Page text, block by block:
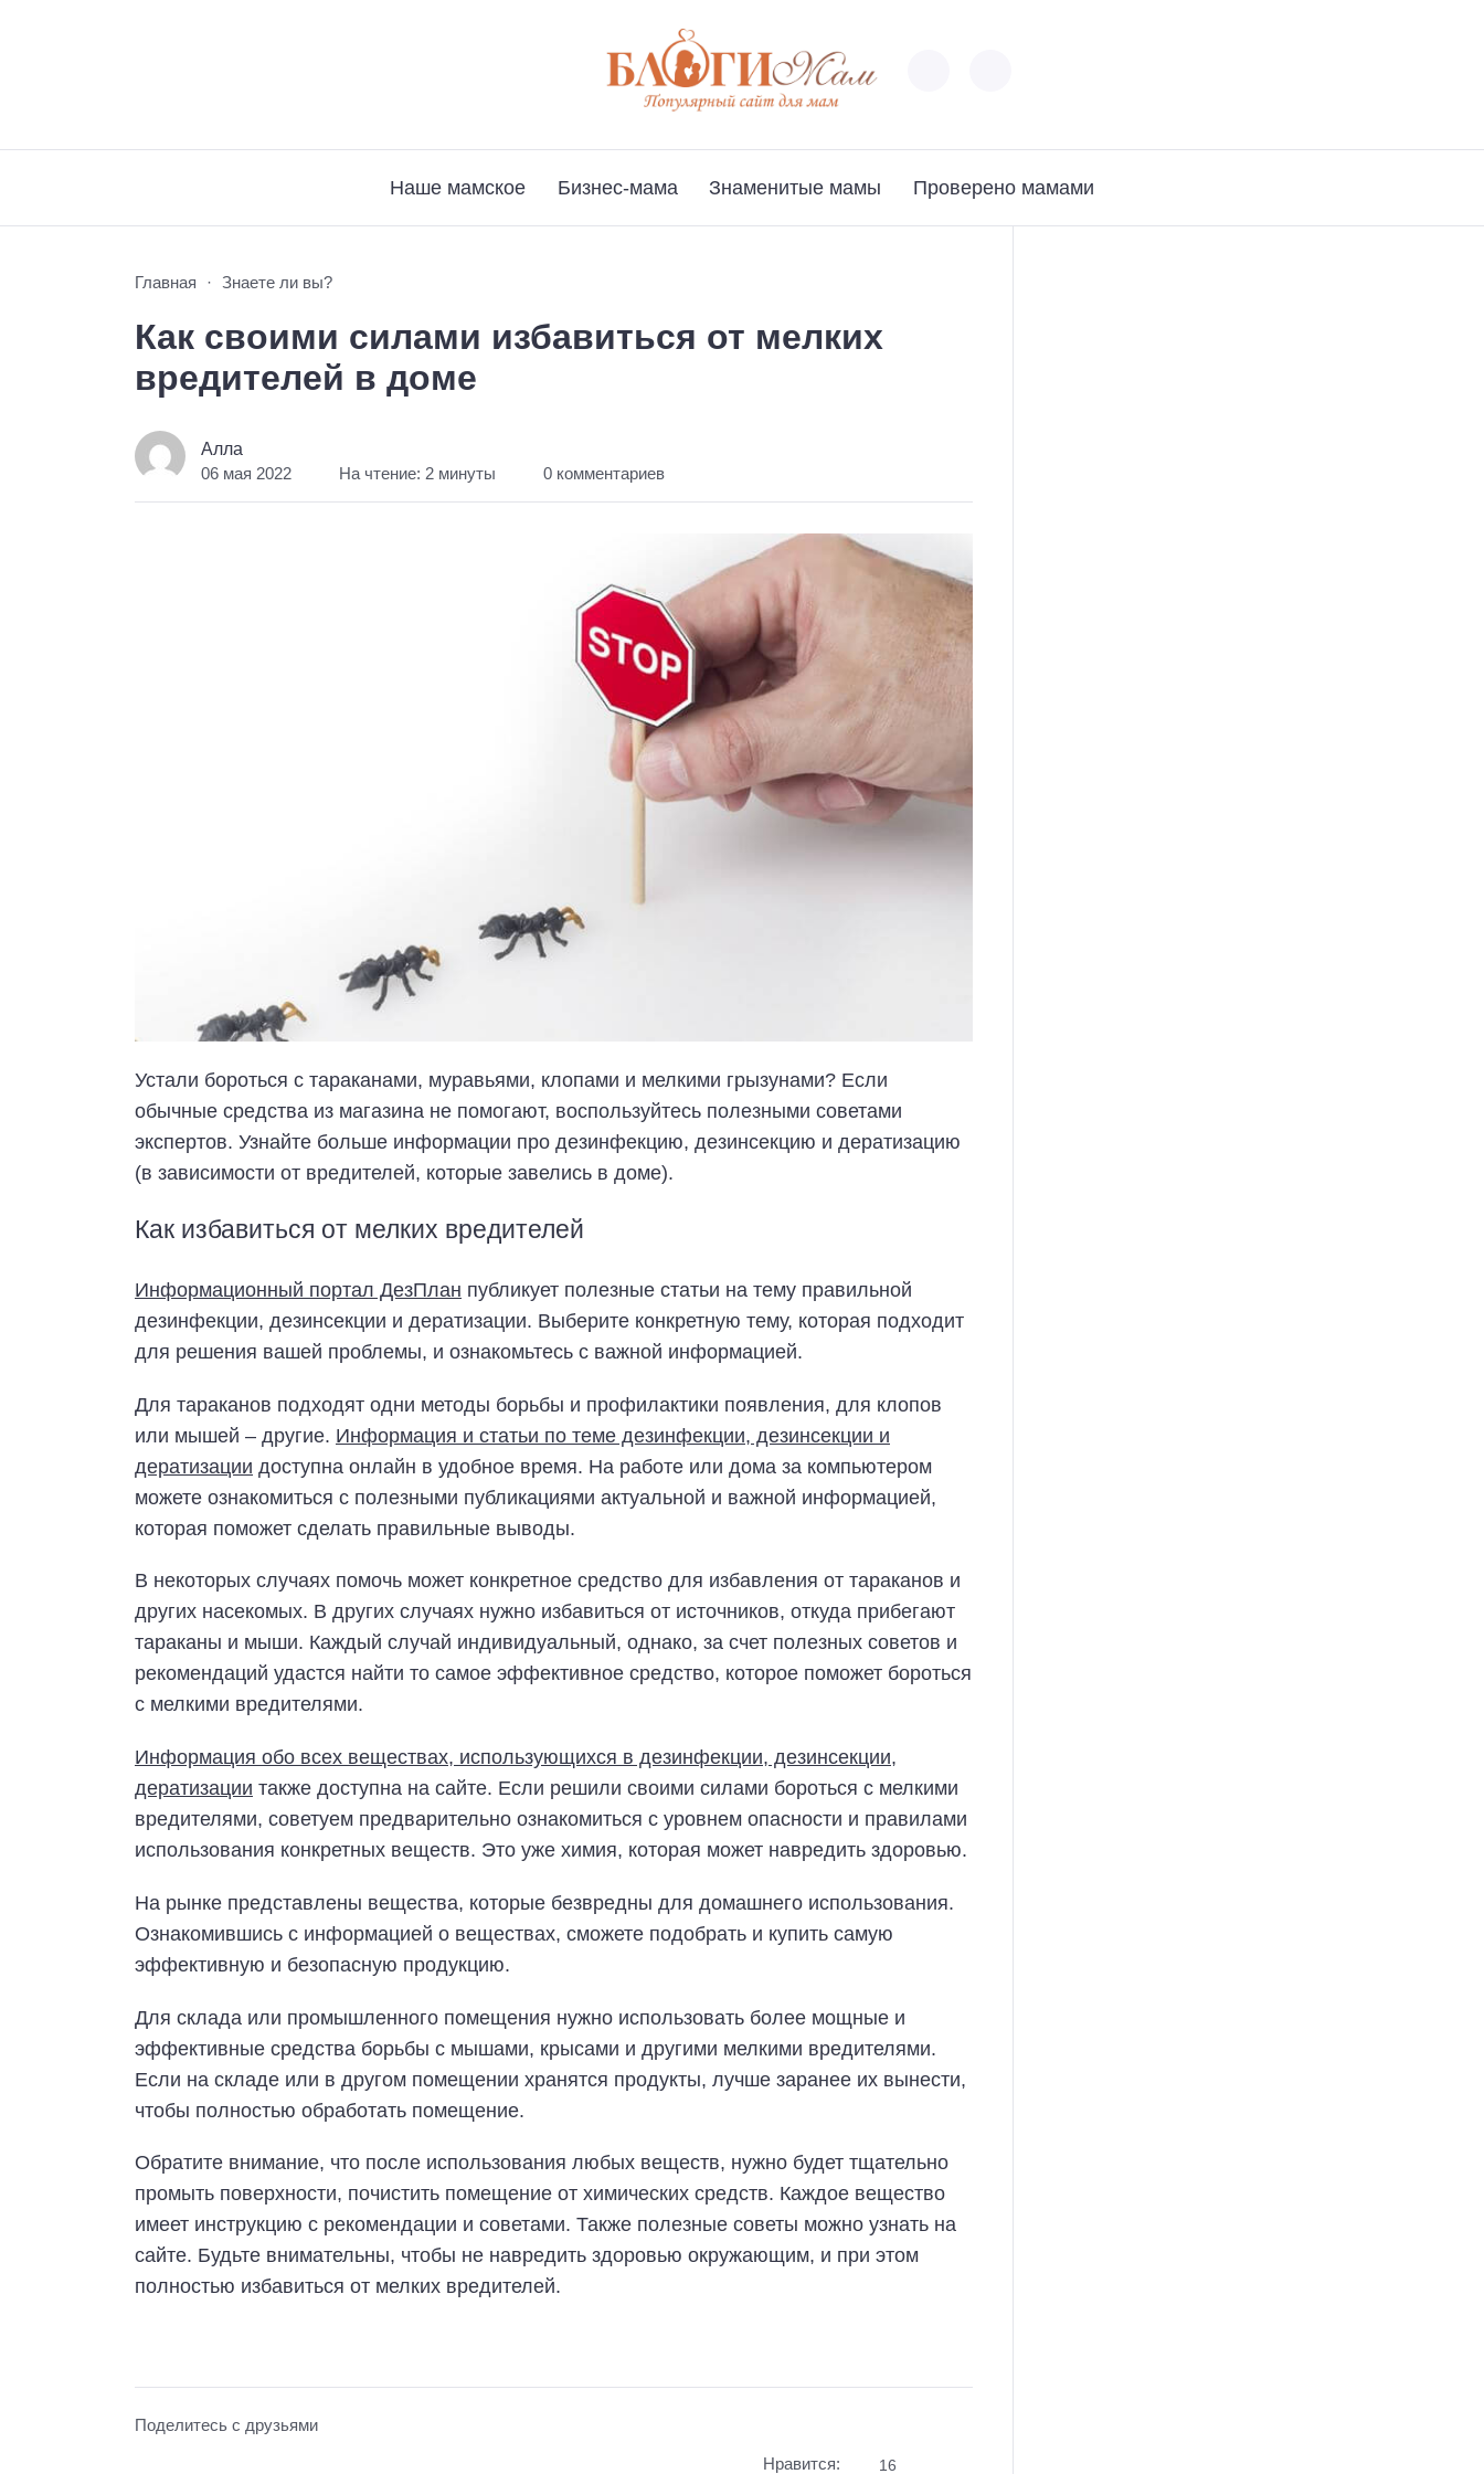
Наше мамское Бизнес-мама Знаменитые мамы Проверено мамами
Главная Знаете ли вы?
Как своими силами избавиться от мелких
вредителей в доме
Алла
06 мая 2022 На чтение: 2 минуты 0 комментариев
Устали бороться с тараканами, муравьями, клопами и мелкими грызунами? Если
обычные средства из магазина не помогают, воспользуйтесь полезными советами
экспертов. Узнайте больше информации про дезинфекцию, дезинсекцию и дератизацию
(в зависимости от вредителей, которые завелись в доме).
Как избавиться от мелких вредителей
Информационный портал ДезПлан публикует полезные статьи на тему правильной
дезинфекции, дезинсекции и дератизации. Выберите конкретную тему, которая подходит
для решения вашей проблемы, и ознакомьтесь с важной информацией.
Для тараканов подходят одни методы борьбы и профилактики появления, для клопов
или мышей – другие. Информация и статьи по теме дезинфекции, дезинсекции и
дератизации доступна онлайн в удобное время. На работе или дома за компьютером
можете ознакомиться с полезными публикациями актуальной и важной информацией,
которая поможет сделать правильные выводы.
В некоторых случаях помочь может конкретное средство для избавления от тараканов и
других насекомых. В других случаях нужно избавиться от источников, откуда прибегают
тараканы и мыши. Каждый случай индивидуальный, однако, за счет полезных советов и
рекомендаций удастся найти то самое эффективное средство, которое поможет бороться
с мелкими вредителями.
Информация обо всех веществах, использующихся в дезинфекции, дезинсекции,
дератизации также доступна на сайте. Если решили своими силами бороться с мелкими
вредителями, советуем предварительно ознакомиться с уровнем опасности и правилами
использования конкретных веществ. Это уже химия, которая может навредить здоровью.
На рынке представлены вещества, которые безвредны для домашнего использования.
Ознакомившись с информацией о веществах, сможете подобрать и купить самую
эффективную и безопасную продукцию.
Для склада или промышленного помещения нужно использовать более мощные и
эффективные средства борьбы с мышами, крысами и другими мелкими вредителями.
Если на складе или в другом помещении хранятся продукты, лучше заранее их вынести,
чтобы полностью обработать помещение.
Обратите внимание, что после использования любых веществ, нужно будет тщательно
промыть поверхности, почистить помещение от химических средств. Каждое вещество
имеет инструкцию с рекомендации и советами. Также полезные советы можно узнать на
сайте. Будьте внимательны, чтобы не навредить здоровью окружающим, и при этом
полностью избавиться от мелких вредителей.
Поделитесь с друзьями
Нравится: 16